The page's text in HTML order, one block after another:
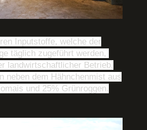
Inputstoffe, welche der
täglich zugeführt werden,
landwirtschaftlicher Betrieb.
neben dem Hähnchenmist aus
und 25% Grünroggen.